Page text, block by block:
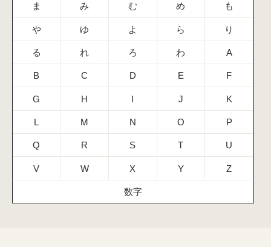
ま み む め も
や ゆ よ ら り
る れ ろ わ A
B C D E F
G H I J K
L M N O P
Q R S T U
V W X Y Z
数字